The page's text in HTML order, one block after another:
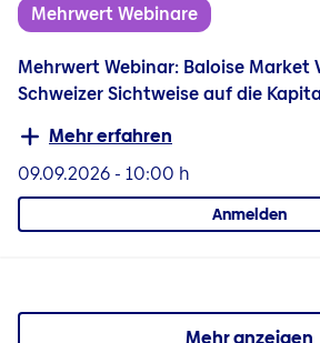
Mehrwert Webinare
Mehrwert Webinar: Baloise Market
Schweizer Sichtweise auf die
Mehr erfahren
09.09.2026- 10:00 h
Anmelden